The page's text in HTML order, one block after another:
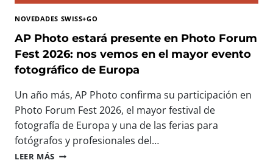
I
N
I
B
L
P
R
A
C
E
S
O
N
L
E
S
D
N
P
NOVEDADES SWISS+GO
AP Photo estará presente en Photo Forum
Fest 2026: nos vemos en el mayor evento
fotográfico de Europa
Un año más, AP Photo confirma su participación en
Photo Forum Fest 2026, el mayor festival de
fotografía de Europa y una de las ferias para
fotógrafos y profesionales del…
LEER MÁS A